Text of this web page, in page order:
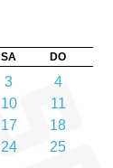
SA DO
3
4
10
11
17
18
24
25